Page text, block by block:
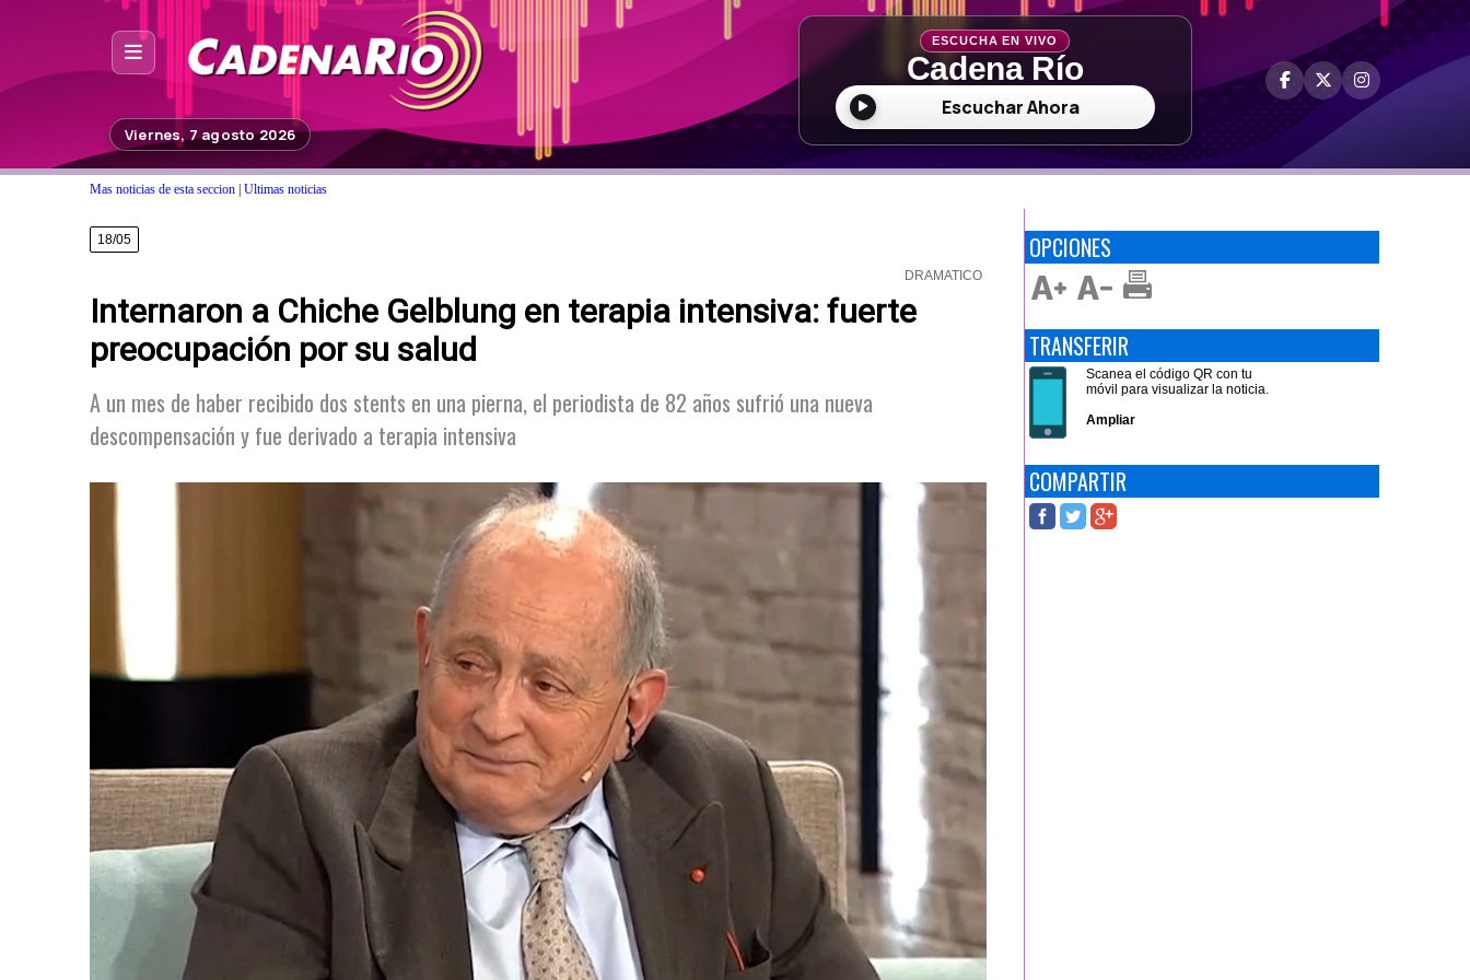
Noticias
Fuera de Foco
Programación
Contacto
Viernes, 7 agosto 2026
ESCUCHA EN VIVO
Cadena Río
Escuchar Ahora
Mas noticias de esta seccion Ultimas noticias
18/05
DRAMATICO
Internaron a Chiche Gelblung en terapia intensiva: fuerte
preocupación por su salud
A un mes de haber recibido dos stents en una pierna, el periodista de 82 años sufrió una nueva
descompensación y fue derivado a terapia intensiva
OPCIONES
TRANSFERIR
Scanea el código QR con tu
móvil para visualizar la noticia.
Ampliar
COMPARTIR